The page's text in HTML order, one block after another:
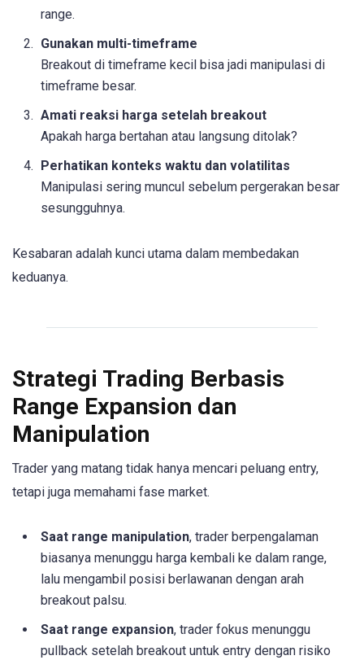
range.
Gunakan multi-timeframe
Breakout di timeframe kecil bisa jadi manipulasi di
timeframe besar.
Amati reaksi harga setelah breakout
Apakah harga bertahan atau langsung ditolak?
Perhatikan konteks waktu dan volatilitas
Manipulasi sering muncul sebelum pergerakan besar
sesungguhnya.
Kesabaran adalah kunci utama dalam membedakan
keduanya.
Strategi Trading Berbasis
Range Expansion dan
Manipulation
Trader yang matang tidak hanya mencari peluang entry,
tetapi juga memahami fase market.
Saat range manipulation, trader berpengalaman
biasanya menunggu harga kembali ke dalam range,
lalu mengambil posisi berlawanan dengan arah
breakout palsu.
Saat range expansion, trader fokus menunggu
pullback setelah breakout untuk entry dengan risiko